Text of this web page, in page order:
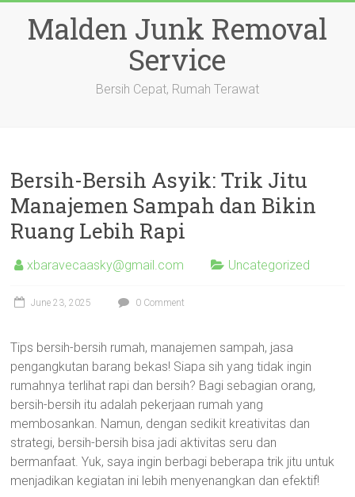
contentMalden Junk Removal
Service
Bersih Cepat, Rumah Terawat
Bersih-Bersih Asyik: Trik Jitu
Manajemen Sampah dan Bikin
Ruang Lebih Rapi
xbaravecaasky@gmail.com Uncategorized
June 23, 2025 0 Comment
Tips bersih-bersih rumah, manajemen sampah, jasa
pengangkutan barang bekas! Siapa sih yang tidak ingin
rumahnya terlihat rapi dan bersih? Bagi sebagian orang,
bersih-bersih itu adalah pekerjaan rumah yang
membosankan. Namun, dengan sedikit kreativitas dan
strategi, bersih-bersih bisa jadi aktivitas seru dan
bermanfaat. Yuk, saya ingin berbagi beberapa trik jitu untuk
menjadikan kegiatan ini lebih menyenangkan dan efektif!